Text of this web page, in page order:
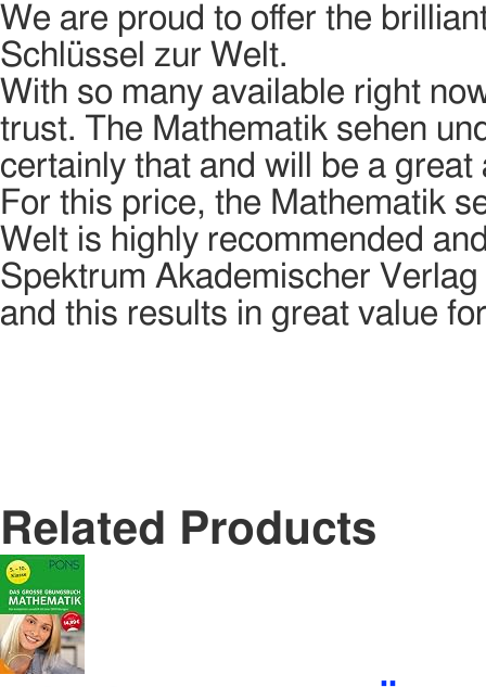
We are proud to offer the
Schlüssel zur Welt.
With so many available right
trust. The Mathematik sehen
certainly that and will be a great
For this price, the Mathematik
Welt is highly recommended
Spektrum Akademischer
and this results in great value
Related Products